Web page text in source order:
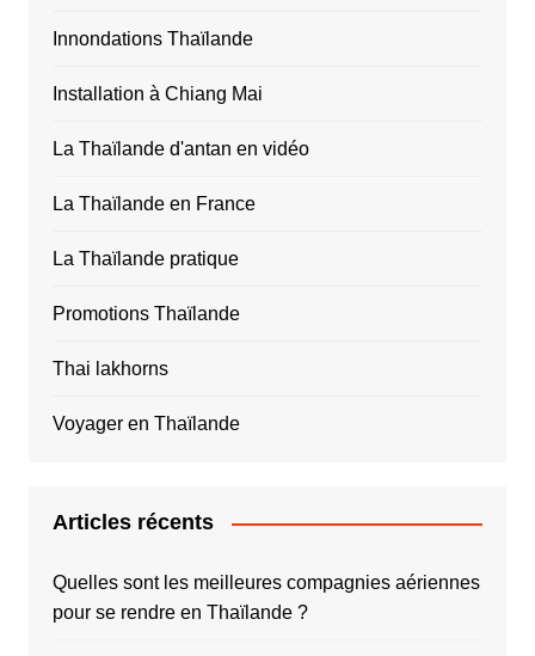
Innondations Thaïlande
Installation à Chiang Mai
La Thaïlande d'antan en vidéo
La Thaïlande en France
La Thaïlande pratique
Promotions Thaïlande
Thai lakhorns
Voyager en Thaïlande
Articles récents
Quelles sont les meilleures compagnies aériennes
pour se rendre en Thaïlande ?